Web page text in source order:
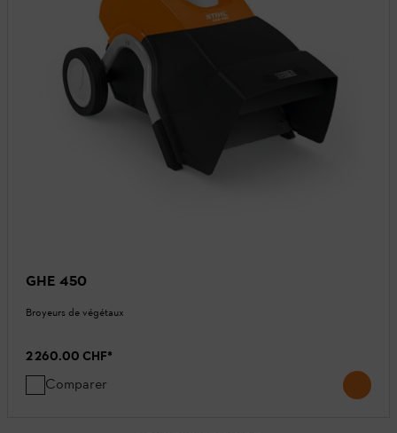
GHE 450
Broyeurs de végétaux
2 260.00 CHF*
Comparer